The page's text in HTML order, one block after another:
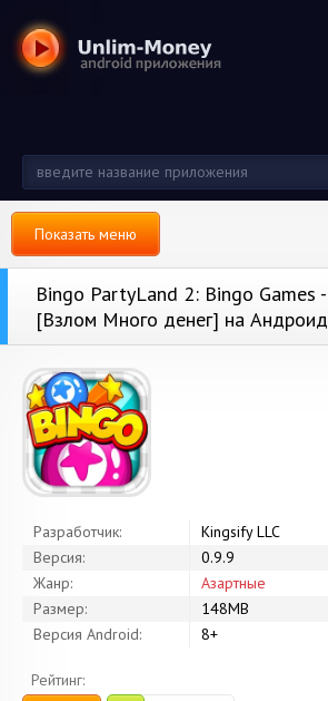
Показать меню
Bingo PartyLand 2: Bingo Games -
[Взлом Много денег] на Андроид
Разработчик:
Kingsify LLC
Версия:
0.9.9
Жанр:
Азартные
Размер:
148MB
Версия Android:
8+
Рейтинг: